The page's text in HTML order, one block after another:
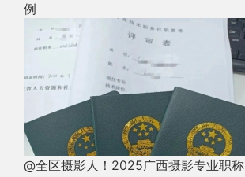
例
@全区摄影人！2025广西摄影专业职称